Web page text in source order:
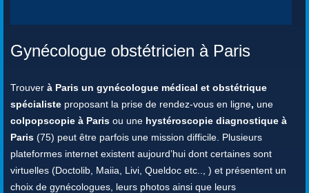
Gynécologue obstétricien à Paris
Trouver à Paris un gynécologue médical et obstétrique
spécialiste proposant la prise de rendez-vous en ligne, une
colpopscopie à Paris ou une hystéroscopie diagnostique à
Paris (75) peut être parfois une mission difficile. Plusieurs
plateformes internet existent aujourd’hui dont certaines sont
virtuelles (Doctolib, Maiia, Livi, Queldoc etc.., ) et présentent un
choix de gynécologues, leurs photos ainsi que leurs